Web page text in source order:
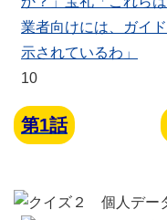
10
第1話